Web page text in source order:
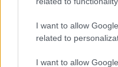
I want to allow
related to
I want to allow
TESTS.
laucinieka
80% šajā